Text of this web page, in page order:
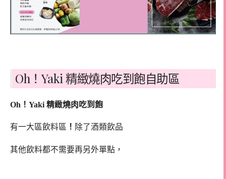
Oh！Yaki 精緻燒肉吃到飽自助區
Oh！Yaki 精緻燒肉吃到飽
有一大區飲料區 ！ 除了酒類飲品
其他飲料都不需要再另外單點，